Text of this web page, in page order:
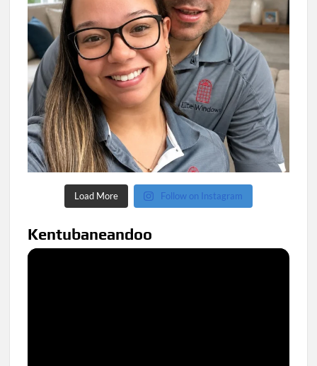
Load More Follow on Instagram
Kentubaneandoo